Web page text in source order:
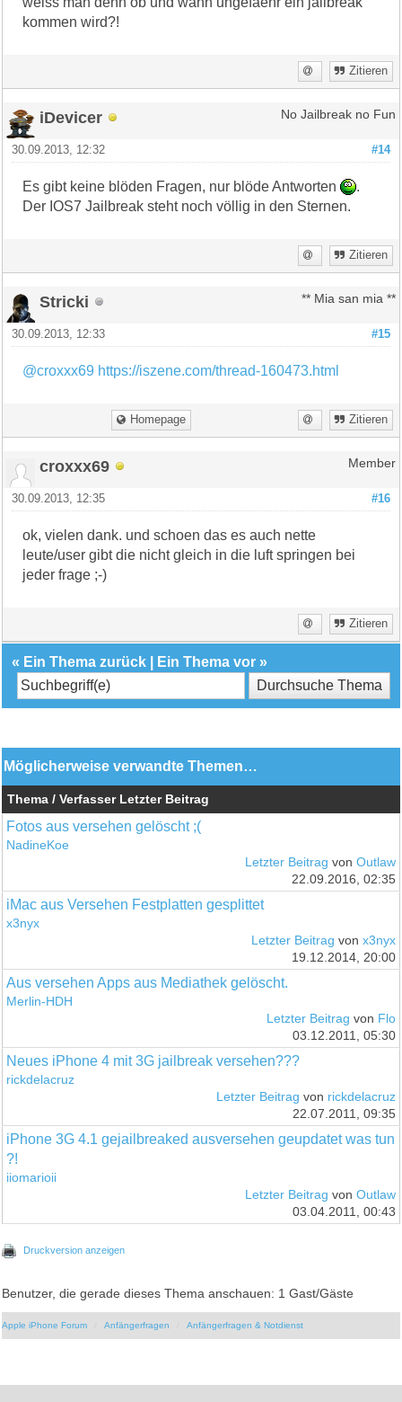
kommen wird?!
Zitieren
iDevicer No Jailbreak no Fun
#14
30.09.2013, 12:32
Es gibt keine blöden Fragen, nur blöde Antworten
.
Der IOS7 Jailbreak steht noch völlig in den Sternen.
Zitieren
Stricki ** Mia san mia **
#15
30.09.2013, 12:33
@croxxx69 https://iszene.com/thread-160473.html
Homepage Zitieren
croxxx69 Member
#16
30.09.2013, 12:35
ok, vielen dank. und schoen das es auch nette
leute/user gibt die nicht gleich in die luft springen bei
jeder frage ;-)
Zitieren
« Ein Thema zurück Ein Thema vor »
Möglicherweise verwandte Themen…
Thema / Verfasser Letzter Beitrag
Fotos aus versehen gelöscht ;(
NadineKoe
Letzter Beitrag von Outlaw
22.09.2016, 02:35
iMac aus Versehen Festplatten gesplittet
x3nyx
Letzter Beitrag von x3nyx
19.12.2014, 20:00
Aus versehen Apps aus Mediathek gelöscht.
Merlin-HDH
Letzter Beitrag von Flo
03.12.2011, 05:30
Neues iPhone 4 mit 3G jailbreak versehen???
rickdelacruz
Letzter Beitrag von rickdelacruz
22.07.2011, 09:35
iPhone 3G 4.1 gejailbreaked ausversehen geupdatet was tun
?!
iiomarioii
Letzter Beitrag von Outlaw
03.04.2011, 00:43
Druckversion anzeigen
Benutzer, die gerade dieses Thema anschauen: 1 Gast/Gäste
Apple iPhone Forum Anfängerfragen Anfängerfragen & Notdienst